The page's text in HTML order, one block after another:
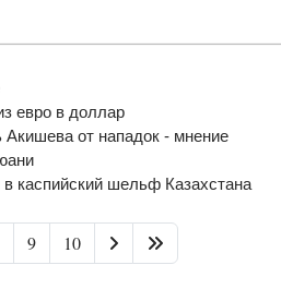
евро в доллар
от нападок - мнение
каспийский шельф Казахстана
9 10